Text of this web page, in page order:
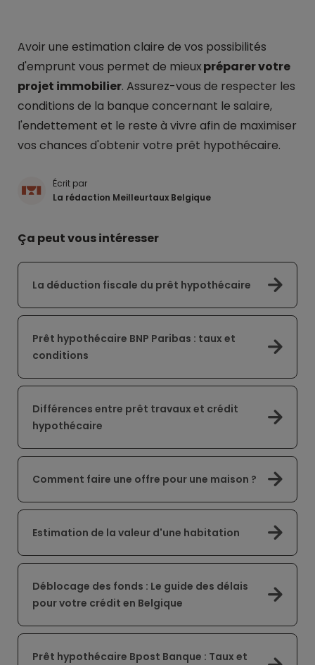
Avoir une estimation claire de vos possibilités
d'emprunt vous permet de mieuxpréparer votre
projet immobilier. Assurez-vous de respecter les
conditions de la banque concernant le salaire,
l'endettement et le reste à vivre afin de maximiser
vos chances d'obtenir votre prêt hypothécaire.
Écrit par
La rédaction Meilleurtaux Belgique
Ça peut vous intéresser
La déduction fiscale du prêt hypothécaire
Prêt hypothécaire BNP Paribas : taux et
conditions
Différences entre prêt travaux et crédit
hypothécaire
Comment faire une offre pour une maison ?
Estimation de la valeur d'une habitation
Déblocage des fonds : Le guide des délais
pour votre crédit en Belgique
Prêt hypothécaire Bpost Banque : Taux et